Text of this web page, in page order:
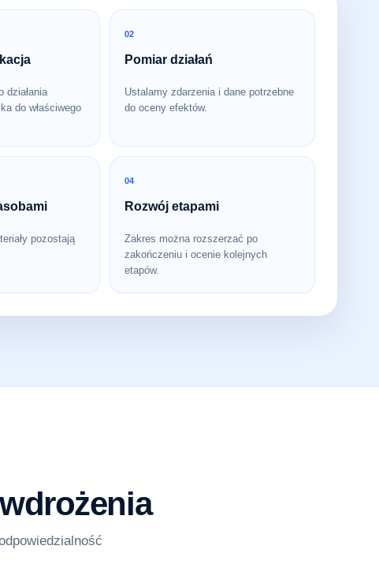
działania
do właściwego
02
Pomiar działań
Ustalamy zdarzenia i dane potrzebne
do oceny efektów.
pozostają
04
Rozwój etapami
Zakres można rozszerzać po
zakończeniu i ocenie kolejnych
etapów.